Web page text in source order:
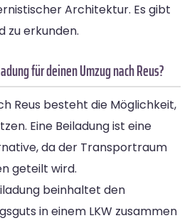
Architektur. Es gibt
zu erkunden.
für deinen Umzug nach Reus?
Reus besteht die Möglichkeit,
Eine Beiladung ist eine
da der Transportraum
geteilt wird.
beinhaltet den
in einem LKW zusammen